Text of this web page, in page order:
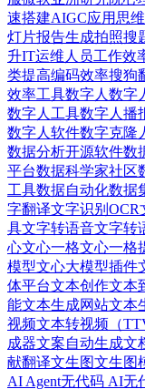
速搭建AIGC应用 思
灯片报告生成拍照搜
升IT运维人员工作效
类提高编码效率搜狗
效率工具数字人 数字
数字人工具数字人播
数字人软件数字克隆
数据分析开源软件数
平台数据科学家社区
工具数据自动化数据
字翻译文字识别OCR
具文字转语音文字转
心文心一格文心一格
模型文心大模型插件
体平台文本创作文本
能文本生成网站文本
视频文本转视频（
成器文案自动生成文
献翻译文生图文生图
AI Agent无代码 AI无